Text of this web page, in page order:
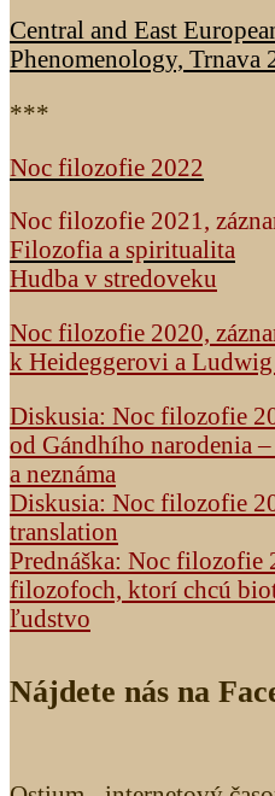
Central and East
Phenomenology, Trnava
***
Noc filozofie 2022
Noc filozofie 2021,
Filozofia a spiritualita
Hudba v stredoveku
Noc filozofie 2020,
k Heideggerovi a
Diskusia: Noc filozofie
od Gándhího narodenia
a neznáma
Diskusia: Noc filozofie
translation
Prednáška: Noc filozofie
filozofoch, ktorí chcú
ľudstvo
Nájdete nás na